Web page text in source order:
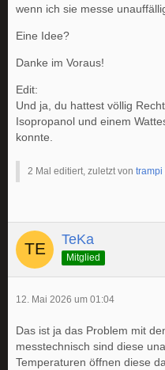
wenn ich sie messe
Eine Idee?
Danke im Voraus!
Edit:
Und ja, du hattest völlig
Isopropanol und einem
konnte.
2 Mal editiert, zuletzt von trampi
TeKa
Mitglied
12. Mai 2026 um 01:04
Das ist ja das Problem mit
messtechnisch sind diese
Temperaturen öffnen diese